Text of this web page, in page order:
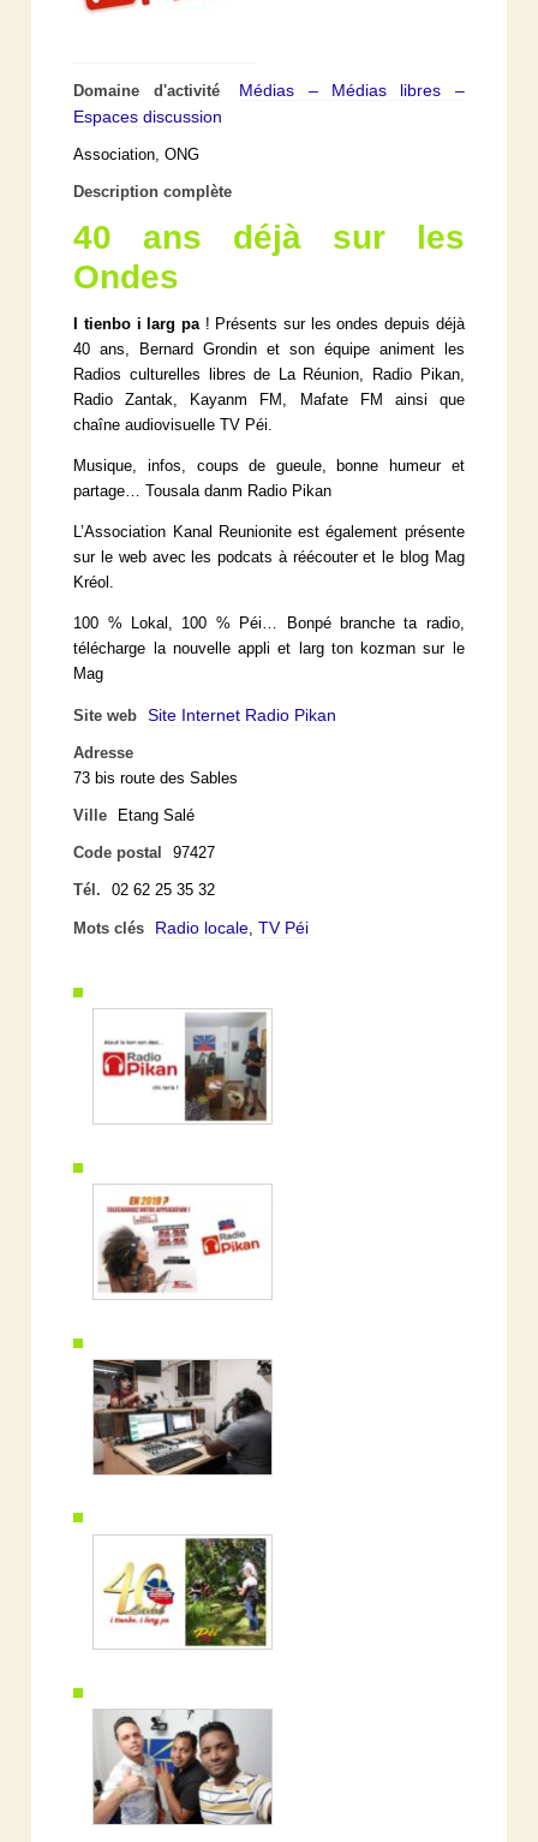
Domaine d'activité
Médias – Médias libres –
Espaces discussion
Association, ONG
Description complète
40 ans déjà sur les
Ondes
I tienbo i larg pa ! Présents sur les ondes depuis déjà
40 ans, Bernard Grondin et son équipe animent les
Radios culturelles libres de La Réunion, Radio Pikan,
Radio Zantak, Kayanm FM, Mafate FM ainsi que
chaîne audiovisuelle TV Péi.
Musique, infos, coups de gueule, bonne humeur et
partage… Tousala danm Radio Pikan
L’Association Kanal Reunionite est également présente
sur le web avec les podcats à réécouter et le blog Mag
Kréol.
100 % Lokal, 100 % Péi… Bonpé branche ta radio,
télécharge la nouvelle appli et larg ton kozman sur le
Mag
Site web Site Internet Radio Pikan
Adresse
73 bis route des Sables
Ville Etang Salé
Code postal 97427
Tél. 02 62 25 35 32
Mots clés Radio locale ,TV Péi